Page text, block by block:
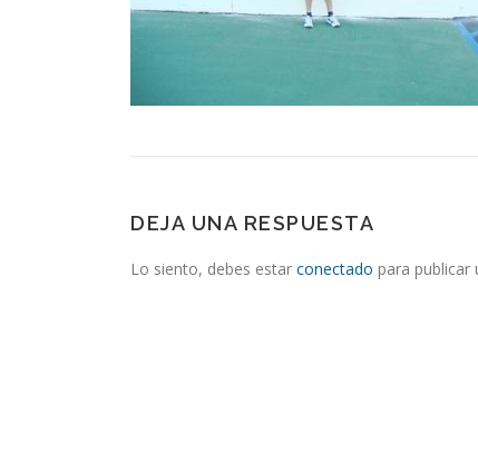
DEJA UNA RESPUESTA
Lo siento, debes estar conectado para publicar